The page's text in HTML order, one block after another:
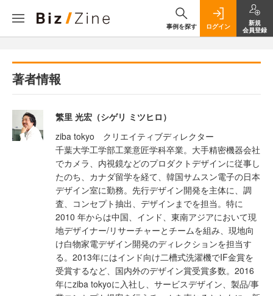
事例を探す ログイン
新規
会員登録
著者情報
繁里 光宏（シゲリ ミツヒロ）
ziba tokyo クリエイティブディレクター
千葉大学工学部工業意匠学科卒業。大手精密機器会社
でカメラ、内視鏡などのプロダクトデザインに従事し
たのち、カナダ留学を経て、韓国サムスン電子の日本
デザイン室に勤務。先行デザイン開発を主体に、調
査、コンセプト抽出、デザインまでを担当。特に
2010 年からは中国、インド、東南アジアにおいて現
地デザイナー/リサーチャーとチームを組み、現地向
け白物家電デザイン開発のディレクションを担当す
る。2013年にはインド向け二槽式洗濯機でIF金賞を
受賞するなど、国内外のデザイン賞受賞多数。2016
年にziba tokyoに入社し、サービスデザイン、製品/事